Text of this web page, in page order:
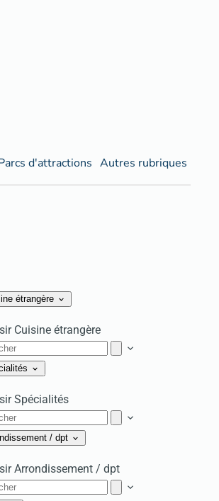
d'attractions Autres rubriques
étrangère
Cuisine étrangère
Spécialités
/ dpt
Arrondissement / dpt